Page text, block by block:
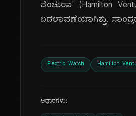
ವೆಂಚುರಾ' (Hamilton
ಬದಲಾವಣೆಯಾಗಿತ್ತು.
Electric Watch Hamilton
ಆಧಾರಗಳು: